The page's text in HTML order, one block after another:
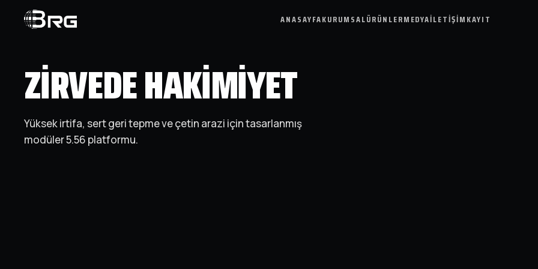
ANASAYFAKURUMSALÜRÜNLERMEDYAİLETIŞIMKAYIT
ZIRVEDE HAKIMIYET
Yüksek irtifa, sert geri tepme ve çetin arazi için tasarlanmış
modüler 5.56 platformu.